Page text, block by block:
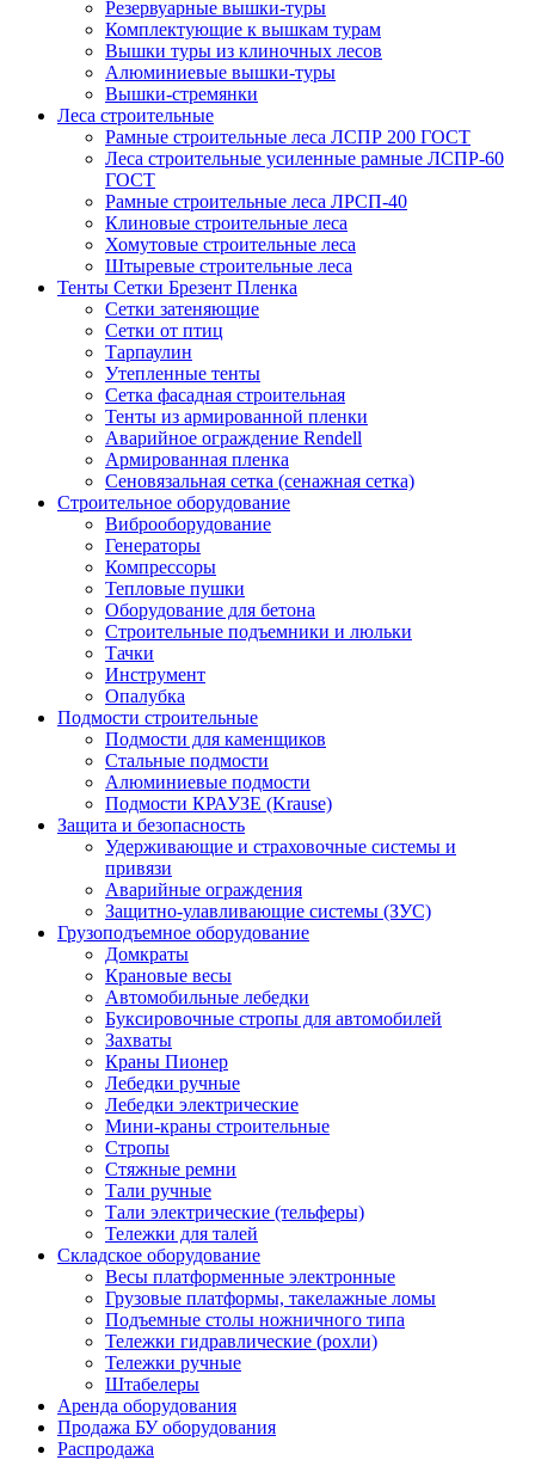
Резервуарные вышки-туры
Комплектующие к вышкам турам
Вышки туры из клиночных лесов
Алюминиевые вышки-туры
Вышки-стремянки
Леса строительные
Рамные строительные леса ЛСПР 200 ГОСТ
Леса строительные усиленные рамные ЛСПР-60
ГОСТ
Рамные строительные леса ЛРСП-40
Клиновые строительные леса
Хомутовые строительные леса
Штыревые строительные леса
Тенты Сетки Брезент Пленка
Сетки затеняющие
Сетки от птиц
Тарпаулин
Утепленные тенты
Сетка фасадная строительная
Тенты из армированной пленки
Аварийное ограждение Rendell
Армированная пленка
Сеновязальная сетка (сенажная сетка)
Строительное оборудование
Виброоборудование
Генераторы
Компрессоры
Тепловые пушки
Оборудование для бетона
Строительные подъемники и люльки
Тачки
Инструмент
Опалубка
Подмости строительные
Подмости для каменщиков
Стальные подмости
Алюминиевые подмости
Подмости КРАУЗЕ (Krause)
Защита и безопасность
Удерживающие и страховочные системы и
привязи
Аварийные ограждения
Защитно-улавливающие системы (ЗУС)
Грузоподъемное оборудование
Домкраты
Крановые весы
Автомобильные лебедки
Буксировочные стропы для автомобилей
Захваты
Краны Пионер
Лебедки ручные
Лебедки электрические
Мини-краны строительные
Стропы
Стяжные ремни
Тали ручные
Тали электрические (тельферы)
Тележки для талей
Складское оборудование
Весы платформенные электронные
Грузовые платформы, такелажные ломы
Подъемные столы ножничного типа
Тележки гидравлические (рохли)
Тележки ручные
Штабелеры
Аренда оборудования
Продажа БУ оборудования
Распродажа